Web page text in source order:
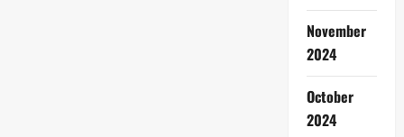
November
2024
October
2024